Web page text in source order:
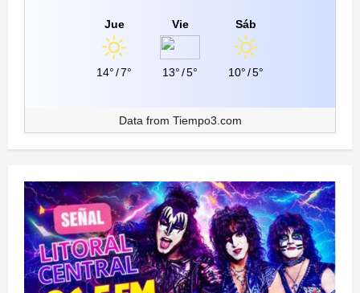
Jue
14°/7°
Vie
13°/5°
Sáb
10°/5°
Data from Tiempo3.com